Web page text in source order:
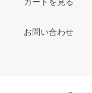
お問い合わせ